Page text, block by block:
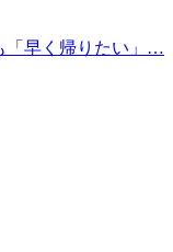
「早く帰りたい」…